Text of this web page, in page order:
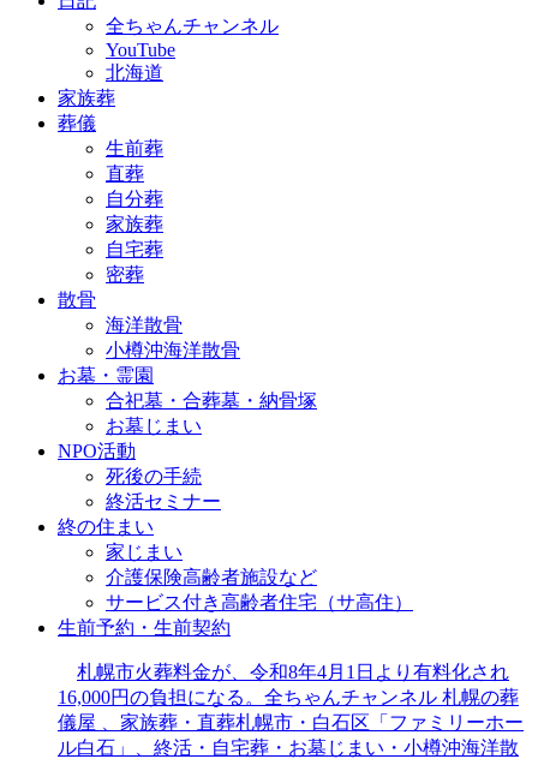
全ちゃんチャンネル
YouTube
北海道
家族葬
葬儀
生前葬
直葬
自分葬
家族葬
自宅葬
密葬
散骨
海洋散骨
小樽沖海洋散骨
お墓・霊園
合祀墓・合葬墓・納骨塚
お墓じまい
NPO活動
死後の手続
終活セミナー
終の住まい
家じまい
介護保険高齢者施設など
サービス付き高齢者住宅（サ高住）
生前予約・生前契約
札幌市火葬料金が、令和8年4月1日より有料化され
16,000円の負担になる。全ちゃんチャンネル 札幌の葬
儀屋 、家族葬・直葬札幌市・白石区「ファミリーホー
ル白石」、終活・自宅葬・お墓じまい・小樽沖海洋散